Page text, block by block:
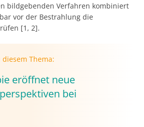
bildgebenden Verfahren kombiniert
vor der Bestrahlung die
[1, 2].
diesem Thema:
eröffnet neue
bei